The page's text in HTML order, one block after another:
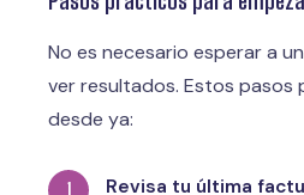
No es necesario esperar a
ver resultados. Estos pasos
desde ya:
Revisa tu última